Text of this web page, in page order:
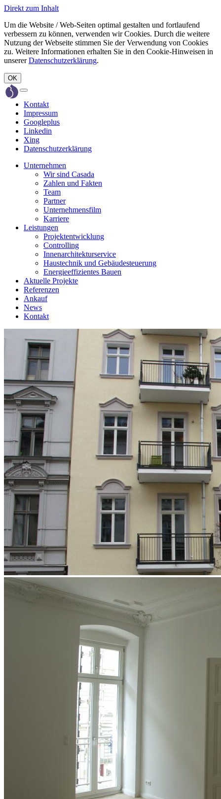
Direkt zum Inhalt
Um die Website / Web-Seiten optimal gestalten und fortlaufend
verbessern zu können, verwenden wir Cookies. Durch die weitere
Nutzung der Webseite stimmen Sie der Verwendung von Cookies
zu. Weitere Informationen erhalten Sie in den Cookie-Hinweisen in
unsererDatenschutzerklärung.
OK
Toggle
navigation
Kontakt
Impressum
Googleplus
Linkedin
Xing
Datenschutzerklärung
Unternehmen
Wir sind Casada
Zahlen und Fakten
Team
Partner
Unternehmensfilm
Karriere
Leistungen
Projektentwicklung
Controlling
Innenarchitekturservice
Haustechnik und Gebäudesteuerung
Energieeffizientes Bauen
Aktuelle Projekte
Referenzen
Ankauf
News
Kontakt